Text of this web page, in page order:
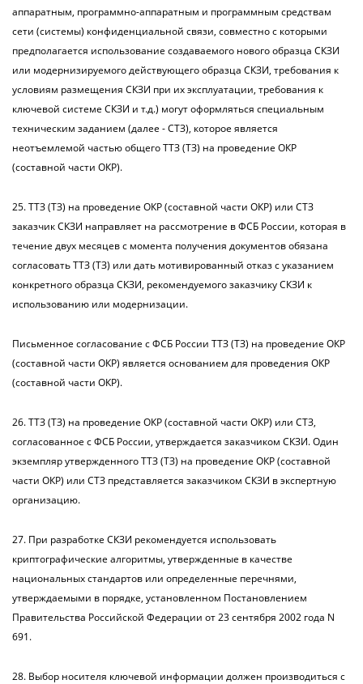
аппаратным, программно-аппаратным и программным средствам
сети (системы) конфиденциальной связи, совместно с которыми
предполагается использование создаваемого нового образца СКЗИ
или модернизируемого действующего образца СКЗИ, требования к
условиям размещения СКЗИ при их эксплуатации, требования к
ключевой системе СКЗИ и т.д.) могут оформляться специальным
техническим заданием (далее - СТЗ), которое является
неотъемлемой частью общего ТТЗ (ТЗ) на проведение ОКР
(составной части ОКР).
25. ТТЗ (ТЗ) на проведение ОКР (составной части ОКР) или СТЗ
заказчик СКЗИ направляет на рассмотрение в ФСБ России, которая в
течение двух месяцев с момента получения документов обязана
согласовать ТТЗ (ТЗ) или дать мотивированный отказ с указанием
конкретного образца СКЗИ, рекомендуемого заказчику СКЗИ к
использованию или модернизации.
Письменное согласование с ФСБ России ТТЗ (ТЗ) на проведение ОКР
(составной части ОКР) является основанием для проведения ОКР
(составной части ОКР).
26. ТТЗ (ТЗ) на проведение ОКР (составной части ОКР) или СТЗ,
согласованное с ФСБ России, утверждается заказчиком СКЗИ. Один
экземпляр утвержденного ТТЗ (ТЗ) на проведение ОКР (составной
части ОКР) или СТЗ представляется заказчиком СКЗИ в экспертную
организацию.
27. При разработке СКЗИ рекомендуется использовать
криптографические алгоритмы, утвержденные в качестве
национальных стандартов или определенные перечнями,
утверждаемыми в порядке, установленном Постановлением
Правительства Российской Федерации от 23 сентября 2002 года N
691.
28. Выбор носителя ключевой информации должен производиться с